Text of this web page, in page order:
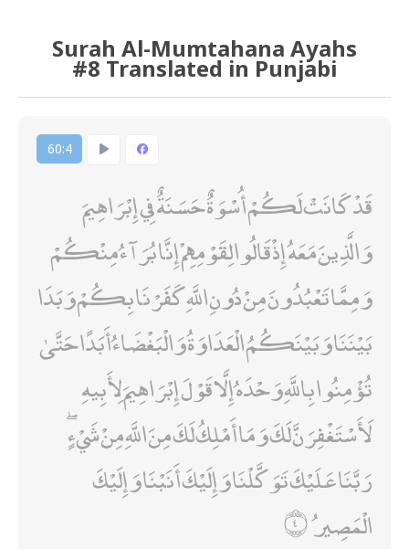
Surah Al-Mumtahana Ayahs
#8 Translated in Punjabi
60:4
قَدْ كَانَتْ لَكُمْ أُسْوَةٌ حَسَنَةٌ فِي إِبْرَاهِيمَ
وَالَّذِينَ مَعَهُ إِذْ قَالُوا لِقَوْمِهِمْ إِنَّا بُرَآءُ مِنْكُمْ
وَمِمَّا تَعْبُدُونَ مِنْ دُونِ اللَّهِ كَفَرْنَا بِكُمْ وَبَدَا
بَيْنَنَا وَبَيْنَكُمُ الْعَدَاوَةُ وَالْبَغْضَاءُ أَبَدًا حَتَّىٰ
تُؤْمِنُوا بِاللَّهِ وَحْدَهُ إِلَّا قَوْلَ إِبْرَاهِيمَ لِأَبِيهِ
لَأَسْتَغْفِرَنَّ لَكَ وَمَا أَمْلِكُ لَكَ مِنَ اللَّهِ مِنْ شَيْءٍ ۖ
رَبَّنَا عَلَيْكَ تَوَكَّلْنَا وَإِلَيْكَ أَنَبْنَا وَإِلَيْكَ
الْمَصِيرُ